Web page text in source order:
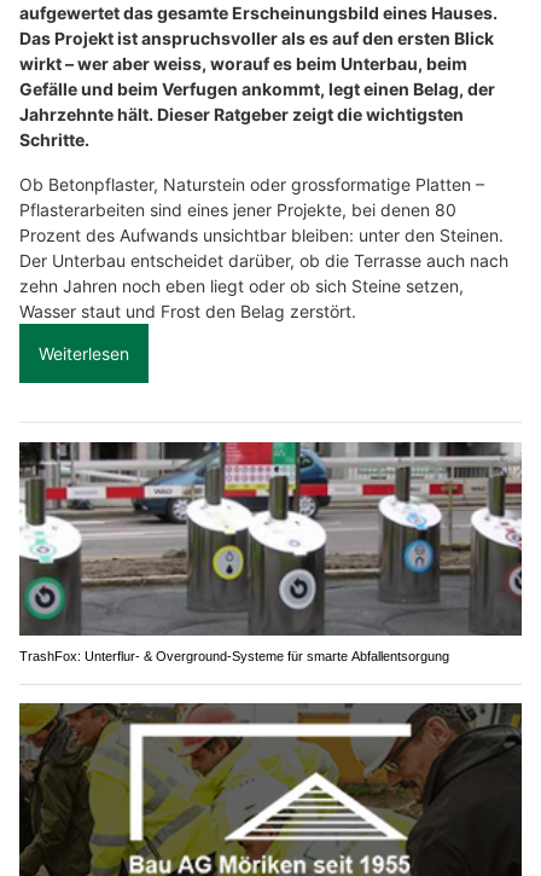
aufgewertet das gesamte Erscheinungsbild eines Hauses.
Das Projekt ist anspruchsvoller als es auf den ersten Blick
wirkt – wer aber weiss, worauf es beim Unterbau, beim
Gefälle und beim Verfugen ankommt, legt einen Belag, der
Jahrzehnte hält. Dieser Ratgeber zeigt die wichtigsten
Schritte.
Ob Betonpflaster, Naturstein oder grossformatige Platten –
Pflasterarbeiten sind eines jener Projekte, bei denen 80
Prozent des Aufwands unsichtbar bleiben: unter den Steinen.
Der Unterbau entscheidet darüber, ob die Terrasse auch nach
zehn Jahren noch eben liegt oder ob sich Steine setzen,
Wasser staut und Frost den Belag zerstört.
Weiterlesen
TrashFox: Unterflur- & Overground-Systeme für smarte Abfallentsorgung